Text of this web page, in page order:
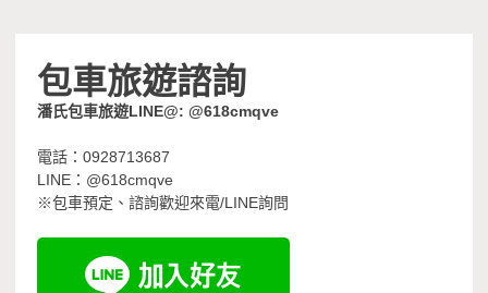
包車旅遊諮詢
潘氏包車旅遊LINE@: @618cmqve
電話：0928713687
LINE：@618cmqve
※包車預定、諮詢歡迎來電/LINE詢問